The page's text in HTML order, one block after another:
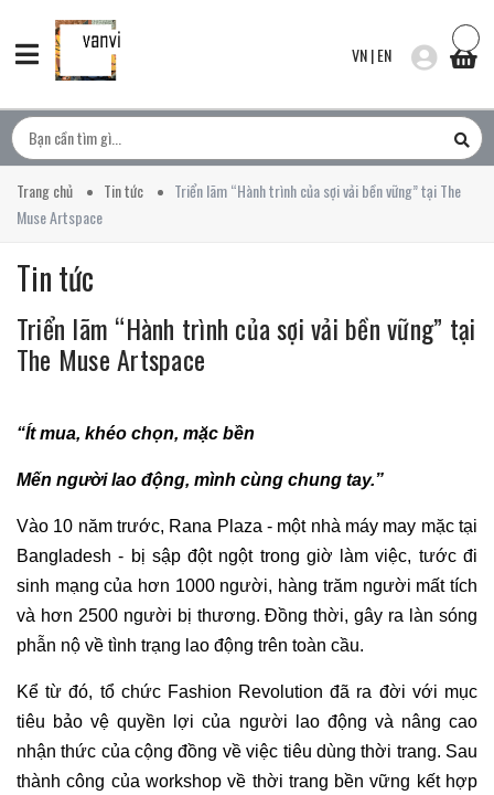
VN|EN
Trang chủ Tin tức
Triển lãm “Hành trình của sợi vải bền vững” tại The
Muse Artspace
Tin tức
Triển lãm “Hành trình của sợi vải bền vững” tại
The Muse Artspace
“Ít mua, khéo chọn, mặc bền
Mến người lao động, mình cùng chung tay.”
Vào 10 năm trước, Rana Plaza - một nhà máy may mặc tại
Bangladesh - bị sập đột ngột trong giờ làm việc, tước đi
sinh mạng của hơn 1000 người, hàng trăm người mất tích
và hơn 2500 người bị thương. Đồng thời, gây ra làn sóng
phẫn nộ về tình trạng lao động trên toàn cầu.
Kể từ đó, tổ chức Fashion Revolution đã ra đời với mục
tiêu bảo vệ quyền lợi của người lao động và nâng cao
nhận thức của cộng đồng về việc tiêu dùng thời trang. Sau
thành công của workshop về thời trang bền vững kết hợp